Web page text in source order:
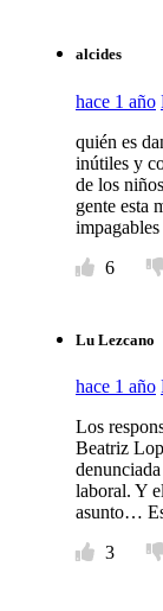
alcides
hace 1 año
quién es
inútiles y
de los
gente esta
impagables
6
Lu Lezcano
hace 1 año
Los
Beatriz
laboral. Y
asunto…
3